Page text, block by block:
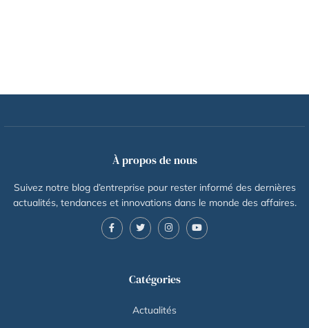
À propos de nous
Suivez notre blog d’entreprise pour rester informé des dernières
actualités, tendances et innovations dans le monde des affaires.
Catégories
Actualités